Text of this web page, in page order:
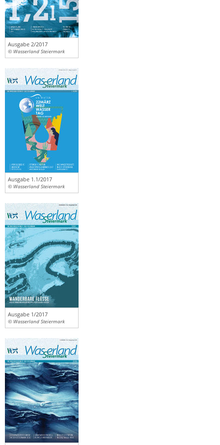
Ausgabe 2/2017
© Wasserland Steiermark
Ausgabe 1.1/2017
© Wasserland Steiermark
Ausgabe 1/2017
© Wasserland Steiermark